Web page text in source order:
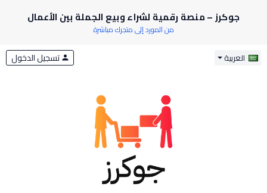
جوكرز – منصة رقمية لشراء وبيع الجملة بين الأعمال
من المورد إلى متجرك مباشرة
العربية person تسجيل الدخول